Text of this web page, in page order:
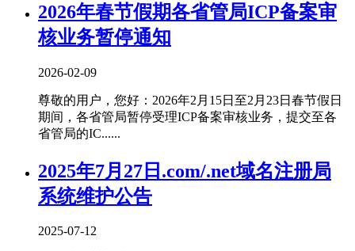
2026年春节假期各省管局ICP备案审
核业务暂停通知
2026-02-09
尊敬的用户，您好：2026年2月15日至2月23日春节假日
期间，各省管局暂停受理ICP备案审核业务，提交至各
省管局的IC......
2025年7月27日.com/.net域名注册局
系统维护公告
2025-07-12